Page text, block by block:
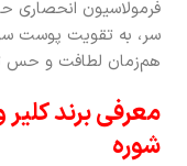
فرمولاسیون انحصاری
سر، به تقویت پوست
هم‌زمان لطافت و حس
معرفی برند
شوره